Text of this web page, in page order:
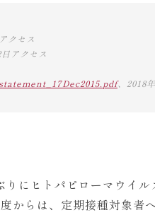
クセス
アクセス
、2018
にヒトパピローマウイ
からは、定期接種対象者